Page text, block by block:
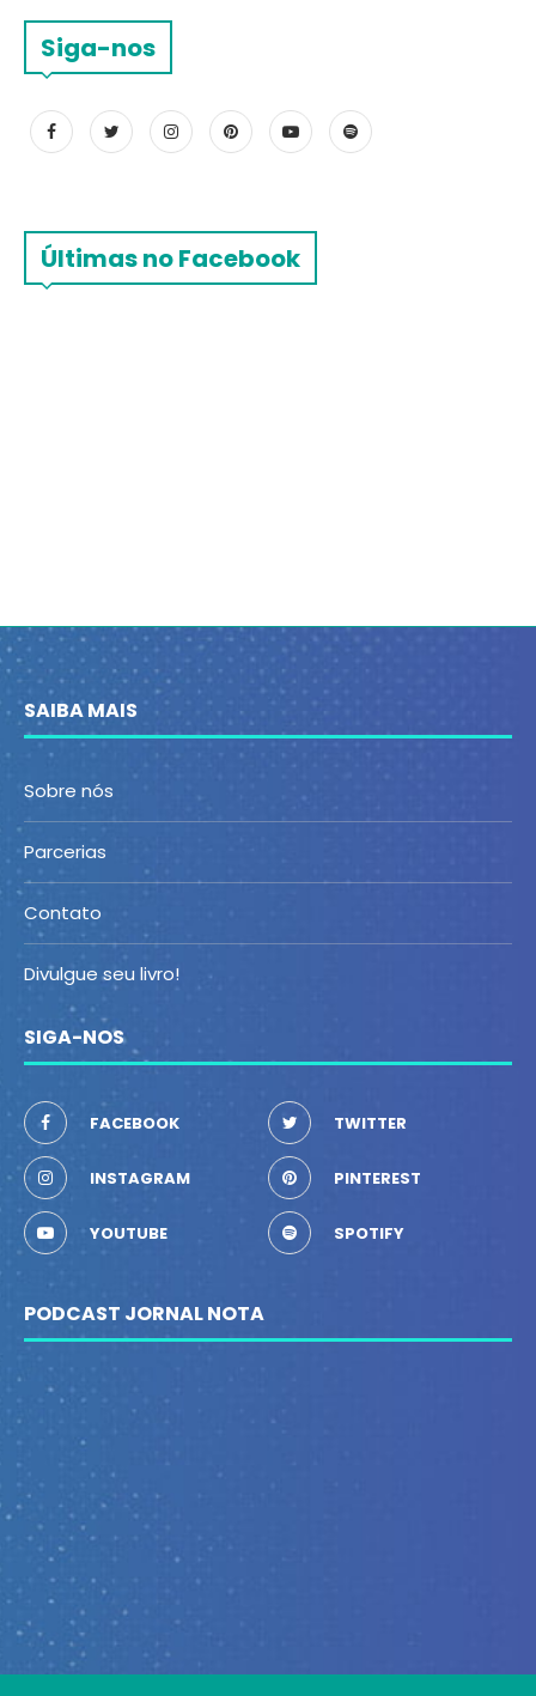
Siga-nos
Últimas no Facebook
SAIBA MAIS
Sobre nós
Parcerias
Contato
Divulgue seu livro!
SIGA-NOS
FACEBOOK TWITTER
INSTAGRAM PINTEREST
YOUTUBE SPOTIFY
PODCAST JORNAL NOTA